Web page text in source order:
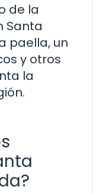
de la
Santa
paella, un
y otros
la